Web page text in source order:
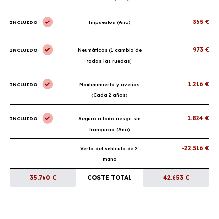
INCLUIDO Impuestos (Año) 365 €
INCLUIDO
Neumáticos (1 cambio de
todas las ruedas)
973 €
INCLUIDO
Mantenimiento y averías
(Cada 2 años)
1.216 €
INCLUIDO
Seguro a todo riesgo sin
franquicia (Año)
1.824 €
Venta del vehículo de 2ª
mano
-22.516 €
35.760 € COSTE TOTAL 42.653 €